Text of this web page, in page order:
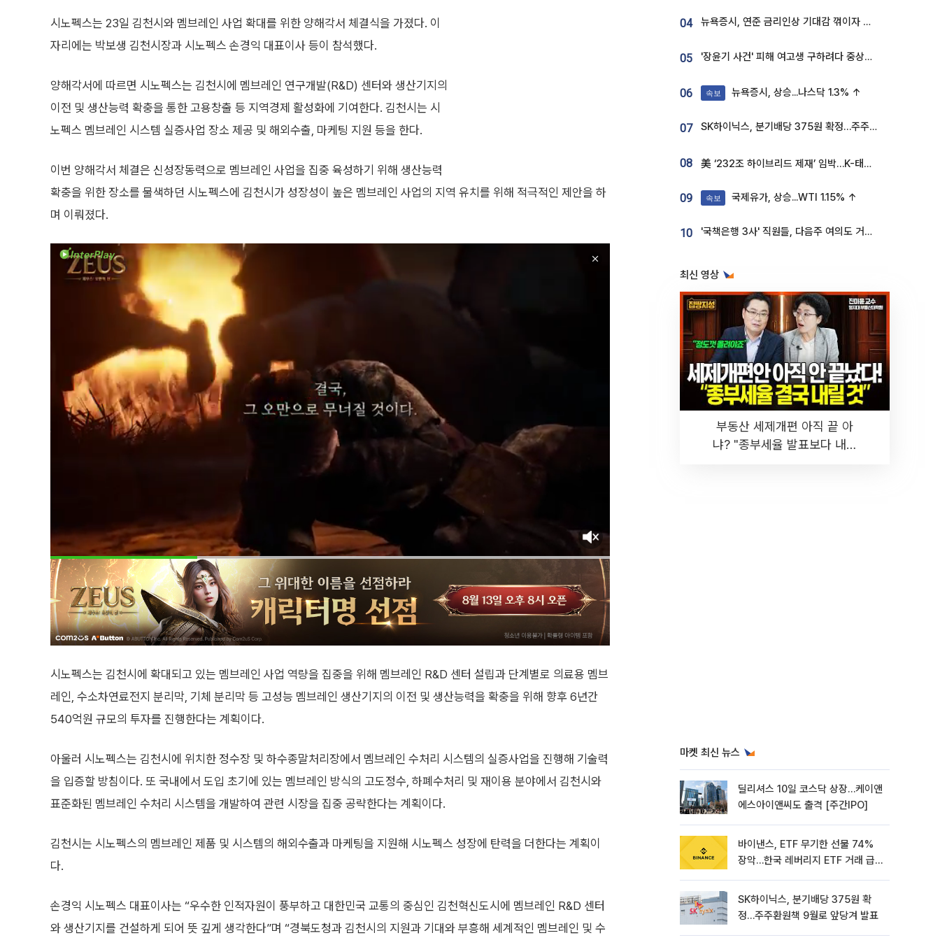
시노펙스는 23일 김천시와 멤브레인 사업 확대를 위한 양해각서 체결식을 가졌다. 이
자리에는 박보생 김천시장과 시노펙스 손경익 대표이사 등이 참석했다.
양해각서에 따르면 시노펙스는 김천시에 멤브레인 연구개발(R&D) 센터와 생산기지의
이전 및 생산능력 확충을 통한 고용창출 등 지역경제 활성화에 기여한다. 김천시는 시
노펙스 멤브레인 시스템 실증사업 장소 제공 및 해외수출, 마케팅 지원 등을 한다.
이번 양해각서 체결은 신성장동력으로 멤브레인 사업을 집중 육성하기 위해 생산능력
확충을 위한 장소를 물색하던 시노펙스에 김천시가 성장성이 높은 멤브레인 사업의 지역 유치를 위해 적극적인 제안을 하
며 이뤄졌다.
시노펙스는 김천시에 확대되고 있는 멤브레인 사업 역량을 집중을 위해 멤브레인 R&D 센터 설립과 단계별로 의료용 멤브
레인, 수소차연료전지 분리막, 기체 분리막 등 고성능 멤브레인 생산기지의 이전 및 생산능력을 확충을 위해 향후 6년간
540억원 규모의 투자를 진행한다는 계획이다.
아울러 시노펙스는 김천시에 위치한 정수장 및 하수종말처리장에서 멤브레인 수처리 시스템의 실증사업을 진행해 기술력
을 입증할 방침이다. 또 국내에서 도입 초기에 있는 멤브레인 방식의 고도정수, 하폐수처리 및 재이용 분야에서 김천시와
표준화된 멤브레인 수처리 시스템을 개발하여 관련 시장을 집중 공략한다는 계획이다.
김천시는 시노펙스의 멤브레인 제품 및 시스템의 해외수출과 마케팅을 지원해 시노펙스 성장에 탄력을 더한다는 계획이
다.
손경익 시노펙스 대표이사는 “우수한 인적자원이 풍부하고 대한민국 교통의 중심인 김천혁신도시에 멤브레인 R&D 센터
와 생산기지를 건설하게 되어 뜻 깊게 생각한다”며 “경북도청과 김천시의 지원과 기대와 부흥해 세계적인 멤브레인 및 수
04 뉴욕증시, 연준 금리인상 기대감 꺾이자 상승...S&P500 사상 최고치 [종합]
05 '장윤기 사건' 피해 여고생 구하려다 중상…고교생 의상자 지정
06 속보 뉴욕증시, 상승...나스닥 1.3% ↑
07 SK하이닉스, 분기배당 375원 확정…주주환원책 9월로 앞당겨 발표
08 美 ‘232조 하이브리드 제재’ 임박…K-태양광, 불확실성 털고 날개 다나
09 속보 국제유가, 상승...WTI 1.15% ↑
10 '국책은행 3사' 직원들, 다음주 여의도 거리 나서는 까닭은
최신 영상
부동산 세제개편 아직 끝 아
냐? "종부세율 발표보다 내릴
마켓 최신 뉴스
딜리셔스 10일 코스닥 상장…케이앤
에스아이앤씨도 출격 [주간IPO]
바이낸스, ETF 무기한 선물 74%
장악…한국 레버리지 ETF 거래 급
SK하이닉스, 분기배당 375원 확
정…주주환원책 9월로 앞당겨 발표